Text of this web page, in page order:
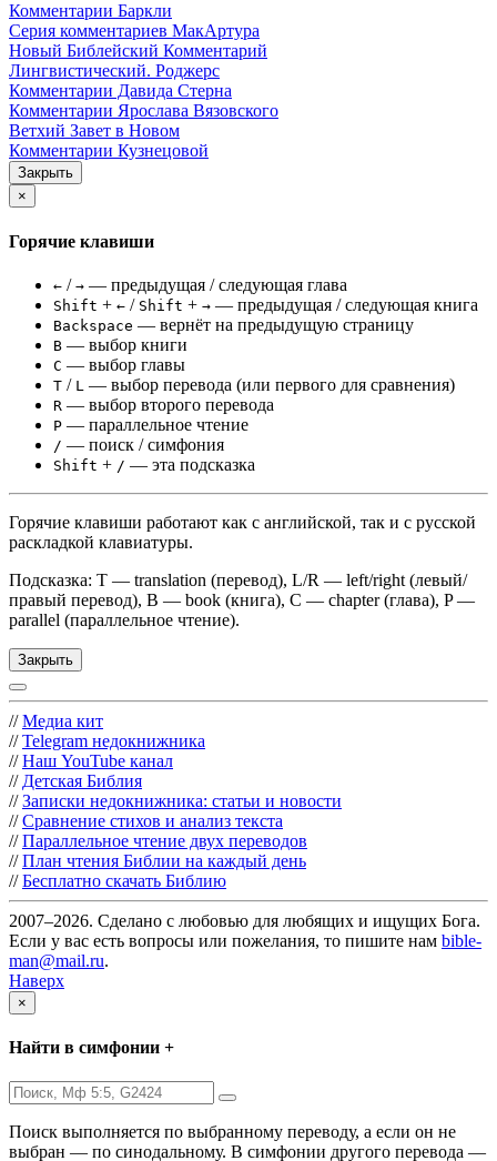
Комментарии Баркли
Серия комментариев МакАртура
Новый Библейский Комментарий
Лингвистический. Роджерс
Комментарии Давида Стерна
Комментарии Ярослава Вязовского
Ветхий Завет в Новом
Комментарии Кузнецовой
Закрыть
×
Горячие клавиши
← / → — предыдущая / следующая глава
Shift + ← / Shift + → — предыдущая / следующая книга
Backspace — вернёт на предыдущую страницу
B — выбор книги
C — выбор главы
T / L — выбор перевода (или первого для сравнения)
R — выбор второго перевода
P — параллельное чтение
/ — поиск / симфония
Shift + / — эта подсказка
Горячие клавиши работают как с английской, так и с русской
раскладкой клавиатуры.
Подсказка: T — translation (перевод), L/R — left/right (левый/
правый перевод), B — book (книга), C — chapter (глава), P —
parallel (параллельное чтение).
Закрыть
// Медиа кит
// Telegram недокнижника
// Наш YouTube канал
// Детская Библия
// Записки недокнижника: статьи и новости
// Сравнение стихов и анализ текста
// Параллельное чтение двух переводов
// План чтения Библии на каждый день
// Бесплатно скачать Библию
2007–2026. Сделано с любовью для любящих и ищущих Бога.
Если у вас есть вопросы или пожелания, то пишите нам bible-
man@mail.ru.
Наверх
×
Найти в симфонии +
Поиск выполняется по выбранному переводу, а если он не
выбран — по синодальному. В симфонии другого перевода —